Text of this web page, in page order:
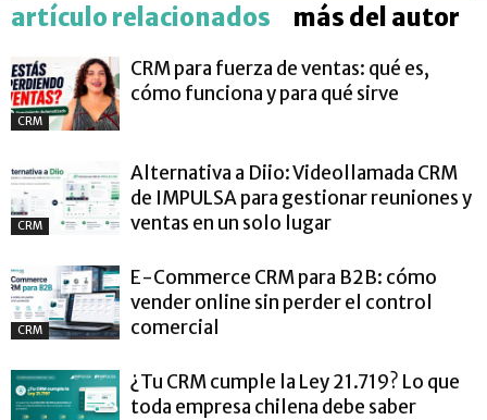
artículo relacionados más del autor
CRM
CRM para fuerza de ventas: qué es,
cómo funciona y para qué sirve
CRM
Alternativa a Diio: Videollamada CRM
de IMPULSA para gestionar reuniones y
ventas en un solo lugar
CRM
E-Commerce CRM para B2B: cómo
vender online sin perder el control
comercial
¿Tu CRM cumple la Ley 21.719? Lo que
toda empresa chilena debe saber